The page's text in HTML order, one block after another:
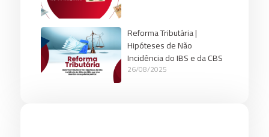
Reforma Tributária |
Hipóteses de Não
Incidência do IBS e da CBS
26/08/2025